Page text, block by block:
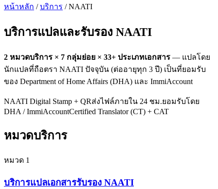
หน้าหลัก / บริการ / NAATI
บริการแปลและรับรอง NAATI
2 หมวดบริการ × 7 กลุ่มย่อย × 33+ ประเภทเอกสาร — แปลโดย
นักแปลที่ถือตรา NAATI ปัจจุบัน (ต่ออายุทุก 3 ปี) เป็นที่ยอมรับ
ของ Department of Home Affairs (DHA) และ ImmiAccount
NAATI Digital Stamp + QRส่งไฟล์ภายใน 24 ชม.ยอมรับโดย
DHA / ImmiAccountCertified Translator (CT) + CAT
หมวดบริการ
หมวด 1
บริการแปลเอกสารรับรอง NAATI